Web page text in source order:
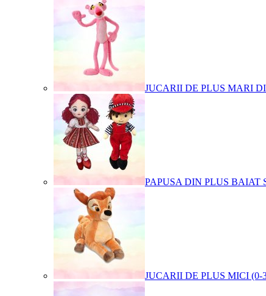
JUCARII DE PLUS MARI
PAPUSA DIN PLUS BAIAT
JUCARII DE PLUS MICI (0-